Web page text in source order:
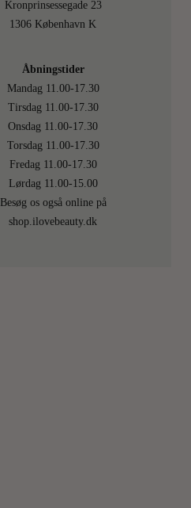
Kronprinsessegade 23
1306 København K
Åbningstider
Mandag 11.00-17.30
Tirsdag 11.00-17.30
Onsdag 11.00-17.30
Torsdag 11.00-17.30
Fredag 11.00-17.30
Lørdag 11.00-15.00
Besøg os også online på
shop.ilovebeauty.dk